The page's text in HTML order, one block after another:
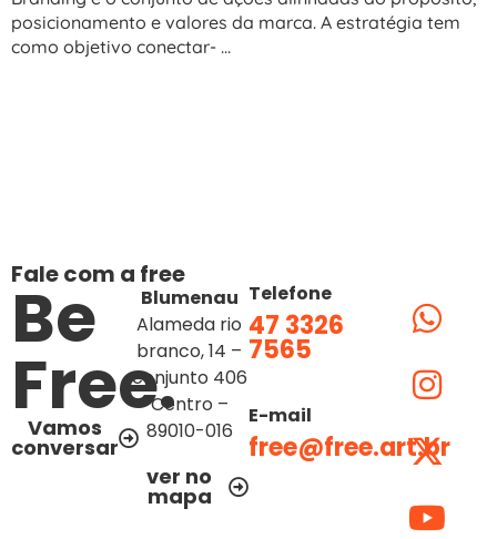
posicionamento e valores da marca. A estratégia tem
como objetivo conectar- ...
Fale com a free
Be
Free.
Vamos
conversar
Blumenau
Alameda rio
branco, 14 –
conjunto 406
Centro –
89010-016
ver no
mapa
Telefone
47 3326
7565
E-mail
free@free.art.br